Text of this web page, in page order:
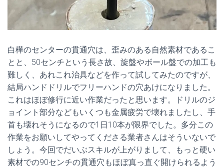
白樺のセンターの貫通穴は、歪みのある自然素材であるこ
とと、50センチという長さ故、旋盤やボール盤での加工も
難しく、あれこれ治具などを作って試してみたのですが、
結局ハンドドリルでフリーハンドの穴あけになりました。
これはほぼ修行に近い作業だったと思います。ドリルのジ
ョイント部分などもいくつも金属疲労で壊れましたし、手
首も壊れそうになるので1日10本が限界でした。多分この
作業をお願いしてやってくださる業者さんはそういないで
しょう。今回でだいぶスキルが上がりまして、もっと硬い
素材での90センチの貫通穴もほぼ真っ直ぐ開けられるよう